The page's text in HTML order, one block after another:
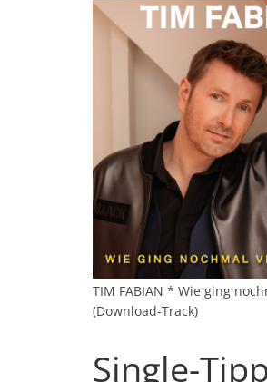
TIM FABIAN * Wie ging
(Download-Track)
Single-